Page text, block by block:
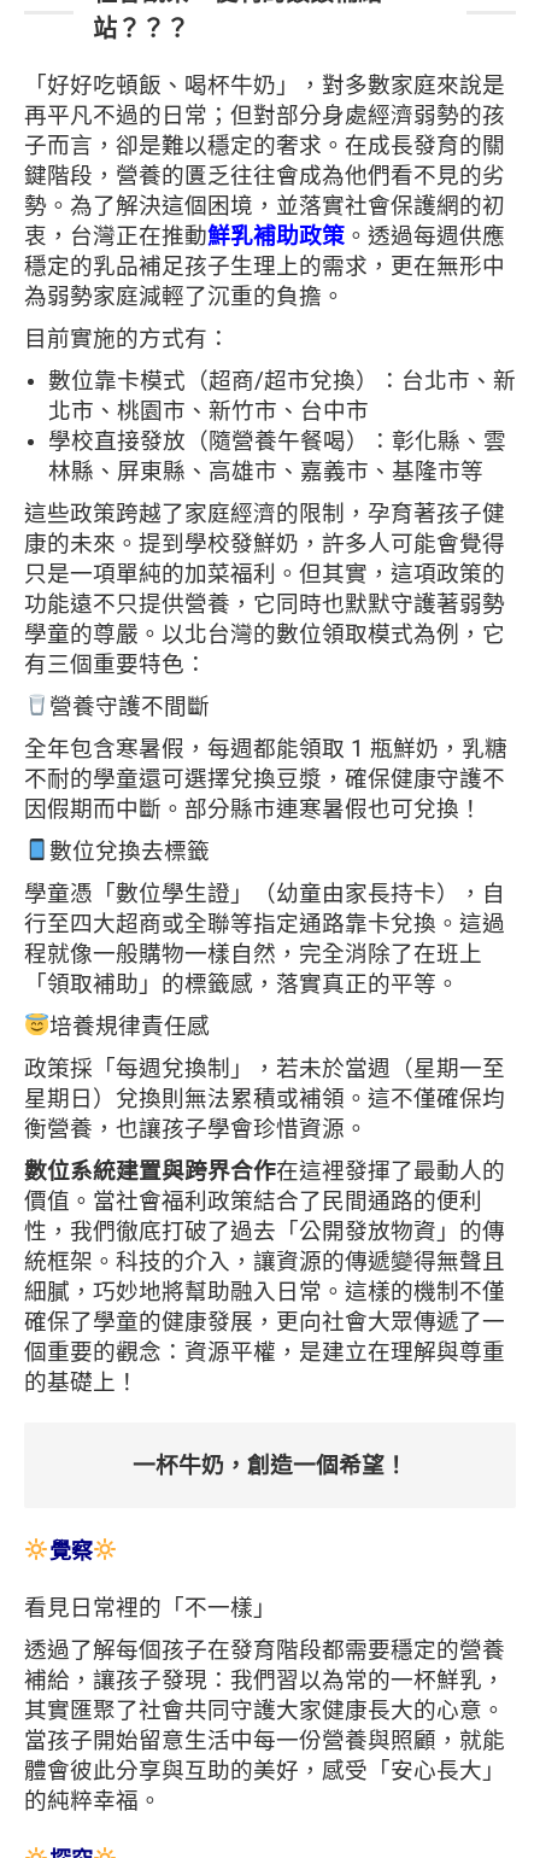
站？？？
「好好吃頓飯、喝杯牛奶」，對多數家庭來說是
再平凡不過的日常；但對部分身處經濟弱勢的孩
子而言，卻是難以穩定的奢求。在成長發育的關
鍵階段，營養的匱乏往往會成為他們看不見的劣
勢。為了解決這個困境，並落實社會保護網的初
衷，台灣正在推動鮮乳補助政策 。透過每週供應
穩定的乳品補足孩子生理上的需求，更在無形中
為弱勢家庭減輕了沉重的負擔。
目前實施的方式有：
數位靠卡模式（超商/超市兌換）：台北市、新
北市、桃園市、新竹市、台中市
學校直接發放（隨營養午餐喝）：彰化縣、雲
林縣、屏東縣、高雄市、嘉義市、基隆市等
這些政策跨越了家庭經濟的限制，孕育著孩子健
康的未來。提到學校發鮮奶，許多人可能會覺得
只是一項單純的加菜福利。但其實，這項政策的
功能遠不只提供營養，它同時也默默守護著弱勢
學童的尊嚴。以北台灣的數位領取模式為例，它
有三個重要特色：
營養守護不間斷
全年包含寒暑假，每週都能領取 1 瓶鮮奶，乳糖
不耐的學童還可選擇兌換豆漿，確保健康守護不
因假期而中斷。部分縣市連寒暑假也可兌換！
數位兌換去標籤
學童憑「數位學生證」（幼童由家長持卡），自
行至四大超商或全聯等指定通路靠卡兌換。這過
程就像一般購物一樣自然，完全消除了在班上
「領取補助」的標籤感，落實真正的平等。
培養規律責任感
政策採「每週兌換制」，若未於當週（星期一至
星期日）兌換則無法累積或補領。這不僅確保均
衡營養，也讓孩子學會珍惜資源。
數位系統建置與跨界合作在這裡發揮了最動人的
價值。當社會福利政策結合了民間通路的便利
性，我們徹底打破了過去「公開發放物資」的傳
統框架。科技的介入，讓資源的傳遞變得無聲且
細膩，巧妙地將幫助融入日常。這樣的機制不僅
確保了學童的健康發展，更向社會大眾傳遞了一
個重要的觀念：資源平權，是建立在理解與尊重
的基礎上！
一杯牛奶，創造一個希望！
覺察
看見日常裡的「不一樣」
透過了解每個孩子在發育階段都需要穩定的營養
補給，讓孩子發現：我們習以為常的一杯鮮乳，
其實匯聚了社會共同守護大家健康長大的心意。
當孩子開始留意生活中每一份營養與照顧，就能
體會彼此分享與互助的美好，感受「安心長大」
的純粹幸福。